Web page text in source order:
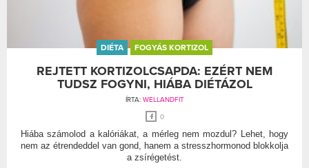
DIÉTA FOGYÁS KORTIZOL
REJTETT KORTIZOLCSAPDA: EZÉRT NEM
TUDSZ FOGYNI, HIÁBA DIÉTÁZOL
ÍRTA: WELLANDFIT
0
Hiába számolod a kalóriákat, a mérleg nem mozdul? Lehet, hogy
nem az étrendeddel van gond, hanem a stresszhormonod blokkolja
a zsírégetést.